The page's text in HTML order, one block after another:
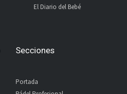
El Diario del Bebé
Secciones
Portada